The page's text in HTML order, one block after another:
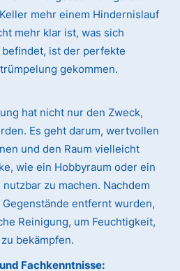
mehr einem Hindernislauf
mehr klar ist, was sich
ist der perfekte
gekommen.
hat nicht nur den Zweck,
Es geht darum, wertvollen
und den Raum vielleicht
wie ein Hobbyraum oder ein
zu machen. Nachdem
entfernt wurden,
Reinigung, um Feuchtigkeit,
bekämpfen.
Fachkenntnisse: